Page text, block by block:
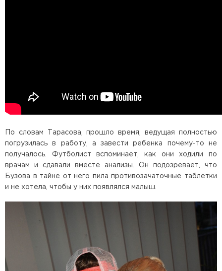
По словам Тарасова, прошло время, ведущая полностью
погрузилась в работу, а завести ребенка почему-то не
получалось. Футболист вспоминает, как они ходили по
врачам и сдавали вместе анализы. Он подозревает, что
Бузова в тайне от него пила противозачаточные таблетки
и не хотела, чтобы у них появлялся малыш.